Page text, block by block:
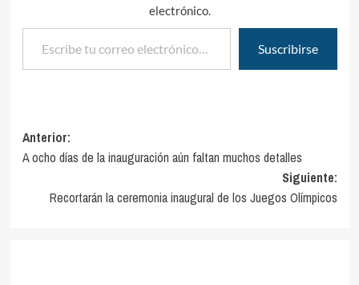
electrónico.
Escribe tu correo electrónico…
Suscribirse
Navegación
de
entradas
Anterior:
A ocho días de la inauguración aún faltan muchos detalles
Siguiente:
Recortarán la ceremonia inaugural de los Juegos Olímpicos